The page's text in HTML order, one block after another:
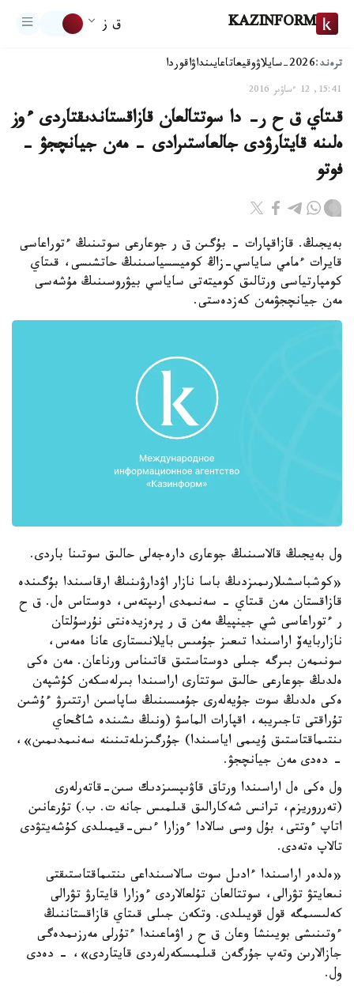
KAZINFORM ق ز
ترەند:2026-سايلاۋ وقيعاتاعايىنداۋاقوردا
15:41, 12 ءساۋىر 2016
قىتاي ق ح ر- دا سوتتالعان قازاقستاندىقتاردى ءوز
ەلىنە قايتارۋدى جالعاستىرادى - مەن جيانچجۋ -
فوتو
بەيجىڭ. قازاقپارات - بۇگىن ق ر جوعارعى سوتىنىڭ ءتوراعاسى
قايرات ءمامي ساياسي-زاڭ كوميسسياسىنىڭ حاتشىسى، قىتاي
كومپارتياسى ورتالىق كوميتەتى ساياسي بيۋروسىنىڭ مۇشەسى
مەن جيانچجۋمەن كەزدەستى.
ول بەيجىڭ قالاسىنىڭ جوعارى دارەجەلى حالىق سوتىنا باردى.
«كوشباسشىلارىمىزدىڭ باسا نازار اۋدارۋىنىڭ ارقاسىندا بۇگىندە
قازاقستان مەن قىتاي - سەنىمدى ارىپتەس، دوستاس ەل. ق ح
ر ءتوراعاسى شي جينپيڭ مەن ق ر پرەزيدەنتى نۇرسۇلتان
نازاربايەۆ اراسىندا تىعىز جۇمىس بايلانىستارى عانا ەمەس،
سونىمەن بىرگە جىلى دوستاستىق قاتىناس ورناعان. مەن ەكى
ەلدىڭ جوعارعى حالىق سوتتارى اراسىندا بىرلەسكەن كۇشپەن
ەكى ەلدىڭ سوت جۇيەلەرى جۇمىسىنىڭ ساپاسىن ارتتىرۋ ءۇشىن
تۇراقتى تاجىريبە، اقپارات الماسۋ (ونىڭ ىشىندە شاڭحاي
ىنتىماقتاستىق ۇيىمى اياسىندا) جۇرگىزىلەتىنىنە سەنىمدىمىن»،
- دەدى مەن جيانچجۋ.
ول ەكى ەل اراسىندا ورتاق قاۋىپسىزدىك سىن-قاتەرلەرى
(تەرروريزم، ترانس شەكارالىق قىلمىس جانە ت. ب.) تۇرعانىن
اتاپ ءوتتى، بۇل وسى سالادا ءوزارا ءىس-قيمىلدى كۇشەيتۋدى
تالاپ ەتەدى.
«ەلدەر اراسىندا ءادىل سوت سالاسىنداعى ىنتىماقتاستىقتى
نىعايتۋ تۋرالى، سوتتالعان تۇلعالاردى ءوزارا قايتارۋ تۋرالى
كەلىسىمگە قول قويىلدى. وتكەن جىلى قىتاي قازاقستاننىڭ
ءوتىنىشى بويىنشا وعان ق ح ر اۋماعىندا ءتۇرلى مەرزىمدەگى
جازالارىن وتەپ جۇرگەن قىلمىسكەرلەردى قايتاردى»، - دەدى
ول.